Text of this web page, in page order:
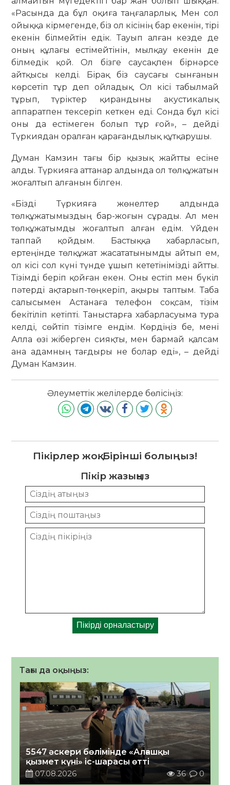
«Расында да бұл оқиға таңғаларлық. Мен сол
ойыққа кірмегенде, біз ол кісінің бар екенін, тірі
екенін білмейтін едік. Тауып алған кезде де
оның құлағы естімейтінін, мылқау екенін де
білмедік қой. Ол бізге саусақпен бірнәрсе
айтқысы келді. Бірақ біз саусағы сынғанын
көрсетіп тұр деп ойладық. Ол кісі табылмай
тұрып, түріктер қирандыны акустикалық
аппаратпен тексеріп кеткен еді. Сонда бұл кісі
оны да естімеген болып тұр ғой», – дейді
Түркиядан оралған қарағандылық құтқарушы.
Думан Камзин тағы бір қызық жайтты есіне
алды. Түркияға аттанар алдында ол төлқұжатын
жоғалтып алғанын білген.
«Бізді Түркияға жөнелтер алдында
төлқұжатымыздың бар-жоғын сұрады. Ал мен
төлқұжатымды жоғалтып алған едім. Үйден
таппай қойдым. Бастыққа хабарласып,
ертеңінде төлқұжат жасататынымды айтып ем,
ол кісі сол күні түнде ұшып кететінімізді айтты.
Тізімді беріп қойған екен. Оны естіп мен бүкіл
пәтерді ақтарып-төңкеріп, ақыры таптым. Таба
салысымен Астанаға телефон соқсам, тізім
бекітіліп кетіпті. Таныстарға хабарласуыма тура
келді, сөйтіп тізімге ендім. Көрдіңіз бе, мені
Алла өзі жіберген сияқты, мен бармай қалсам
ана адамның тағдыры не болар еді», – дейді
Думан Камзин.
Әлеуметтік желілерде бөлісіңіз:
Пікірлер жоқ. Бірінші болыңыз!
Пікір жазыңыз
Тағы да оқыңыз:
5547 әскери бөлімінде «Алғашқы
қызмет күні» іс-шарасы өтті
07.08.2026
36 0